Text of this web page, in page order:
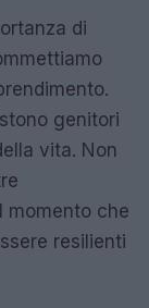
di
genitori
vita. Non
momento che
resilienti